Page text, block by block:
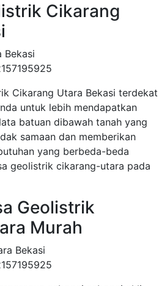
Cikarang
Bekasi
Cikarang Utara Bekasi terdekat
untuk lebih mendapatkan
batuan dibawah tanah yang
samaan dan memberikan
yang berbeda-beda
geolistrik cikarang-utara pada
Geolistrik
Murah
Bekasi